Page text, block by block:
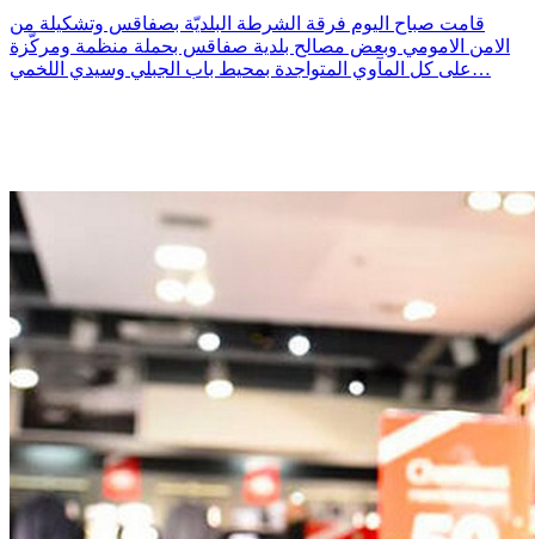
قامت صباح اليوم فرقة الشرطة البلديّة بصفاقس وتشكيلة من
الامن الامومي وبعض مصالح بلدية صفاقس بحملة منظمة ومركّزة
على كل المآوي المتواجدة بمحيط باب الجبلي وسيدي اللخمي…